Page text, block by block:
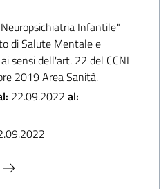
Infantile"
di Salute Mentale e
sensi dell'art. 22 del CCNL
2019 Area Sanità.
22.09.2022 al: